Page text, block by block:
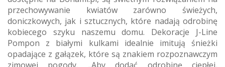
przechowywanie kwiatów zarówno świeżych,
doniczkowych, jak i sztucznych, które nadają odrobinę
kobiecego szyku naszemu domu. Dekoracje J-Line
Pompon z białymi kulkami idealnie imitują śnieżki
opadające z gałązek, które są znakiem rozpoznawczym